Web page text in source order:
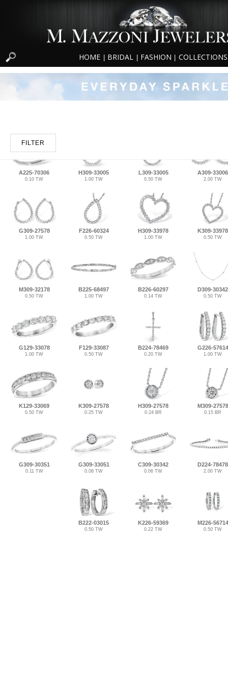
HOME BRIDAL FASHION COLLECTIONS
FILTER
A225-70306
0.10 TW
H309-33005
1.00 TW
L309-33005
0.50 TW
A309-33006
2.00 TW
G309-27578
1.00 TW
F226-60324
0.50 TW
H309-33978
1.00 TW
K309-33978
0.50 TW
M309-32178
0.50 TW
B225-68497
1.00 TW
B226-60297
0.14 TW
D309-30342
0.50 TW
G129-33078
1.00 TW
F129-33087
0.50 TW
B224-78469
0.20 TW
G226-57614
1.00 TW
K129-33069
0.50 TW
K309-27578
0.25 TW
H309-27578
0.24 BR
M309-27578
0.15 BR
G309-30351
0.11 TW
G309-33051
0.08 TW
C309-30342
0.06 TW
D224-78478
2.00 TW
B222-03015
0.50 TW
K226-59369
0.22 TW
M226-56714
0.50 TW